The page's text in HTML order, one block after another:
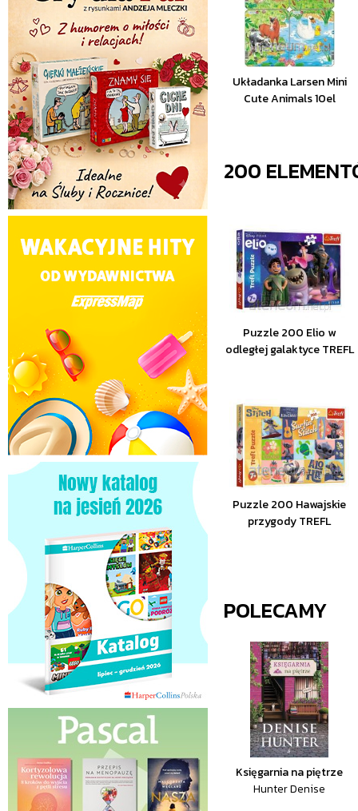
Układanka Larsen Mini
Cute Animals 10el
200
Puzzle 200 Elio w
odległej galaktyce TREFL
Puzzle 200 Hawajskie
przygody TREFL
POLECAMY
Księgarnia na piętrze
Hunter Denise